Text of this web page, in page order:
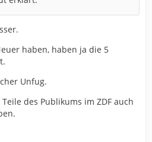
haben, haben ja die 5
Unfug.
des Publikums im ZDF auch